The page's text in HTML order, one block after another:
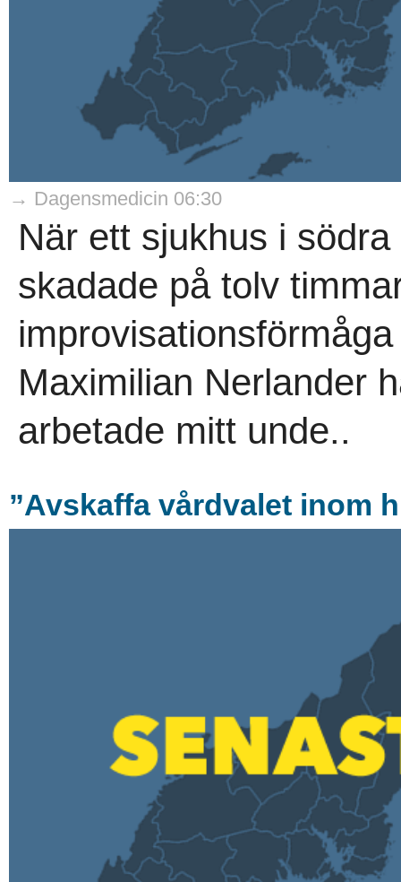
→ Dagensmedicin 06:30
När ett sjukhus i
skadade på tolv
Maximilian Nerlander
arbetade mitt unde..
”Avskaffa vårdvalet inom